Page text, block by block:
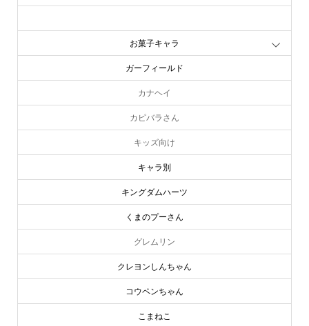
お菓子キャラ
ガーフィールド
カナヘイ
カピバラさん
キッズ向け
キャラ別
キングダムハーツ
くまのプーさん
グレムリン
クレヨンしんちゃん
コウペンちゃん
こまねこ